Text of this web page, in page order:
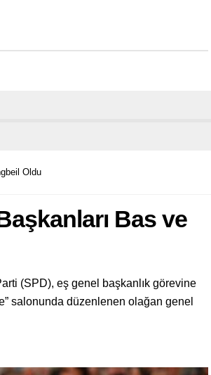
Oldu
Bas ve
(SPD), eş genel başkanlık görevine
salonunda düzenlenen olağan genel